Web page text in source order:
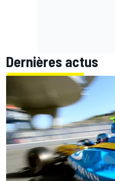
Dernières actus